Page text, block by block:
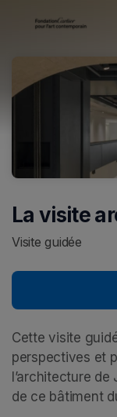
La visite
Visite guidée
Cette visite
perspectives et
l’architecture de
de ce bâtiment